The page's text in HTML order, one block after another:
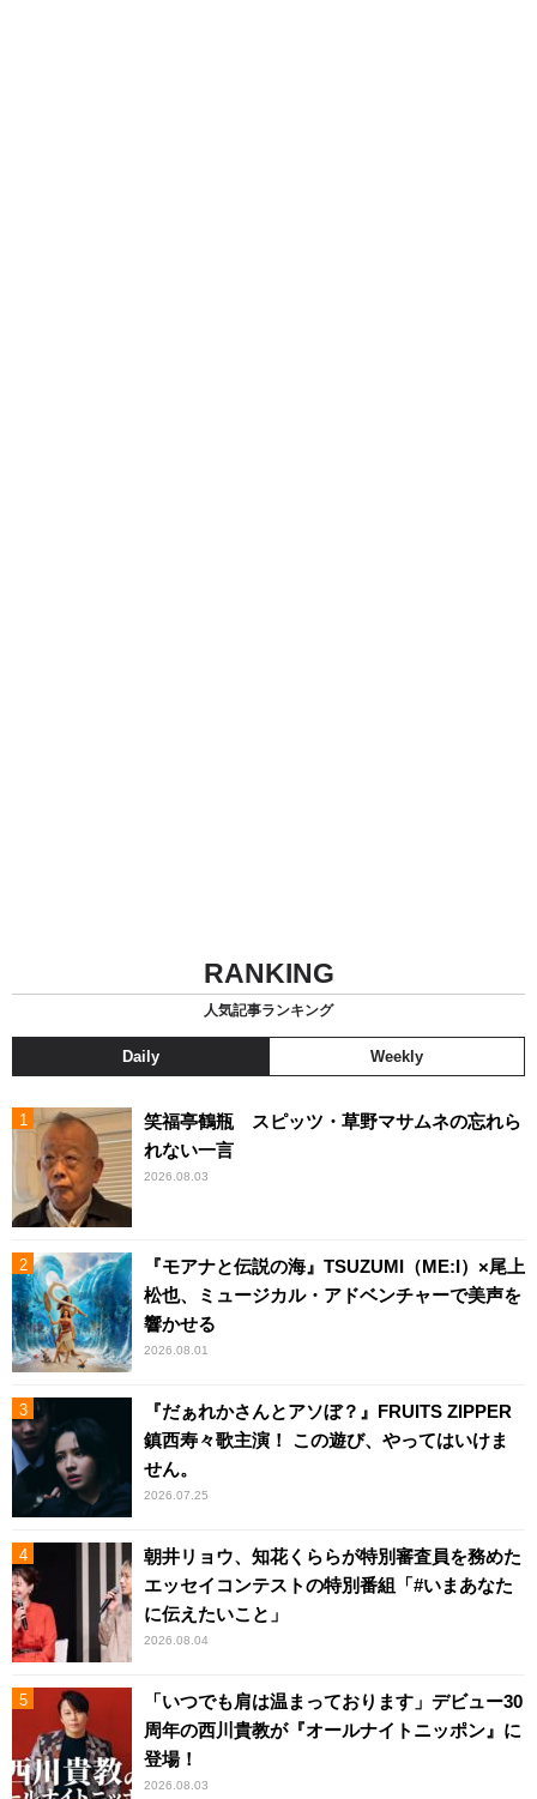
RANKING
人気記事ランキング
Daily Weekly
笑福亭鶴瓶 スピッツ・草野マサムネの忘れら
れない一言
2026.08.03
『モアナと伝説の海』TSUZUMI（ME:I）×尾上
松也、ミュージカル・アドベンチャーで美声を
響かせる
2026.08.01
『だぁれかさんとアソぼ？』FRUITS ZIPPER
鎮西寿々歌主演！ この遊び、やってはいけま
せん。
2026.07.25
朝井リョウ、知花くららが特別審査員を務めた
エッセイコンテストの特別番組「#いまあなた
に伝えたいこと」
2026.08.04
「いつでも肩は温まっております」デビュー30
周年の西川貴教が『オールナイトニッポン』に
登場！
2026.08.03